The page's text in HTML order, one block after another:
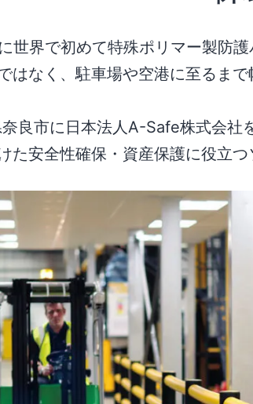
世界で初めて特殊ポリマー製防護
はなく、駐車場や空港に至るま
良市に日本法人A-Safe株式会社
た安全性確保・資産保護に役立つ